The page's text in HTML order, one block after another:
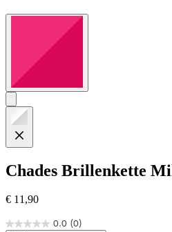
Chades Brillenkette
€ 11,90
0.0 (0)
0.0